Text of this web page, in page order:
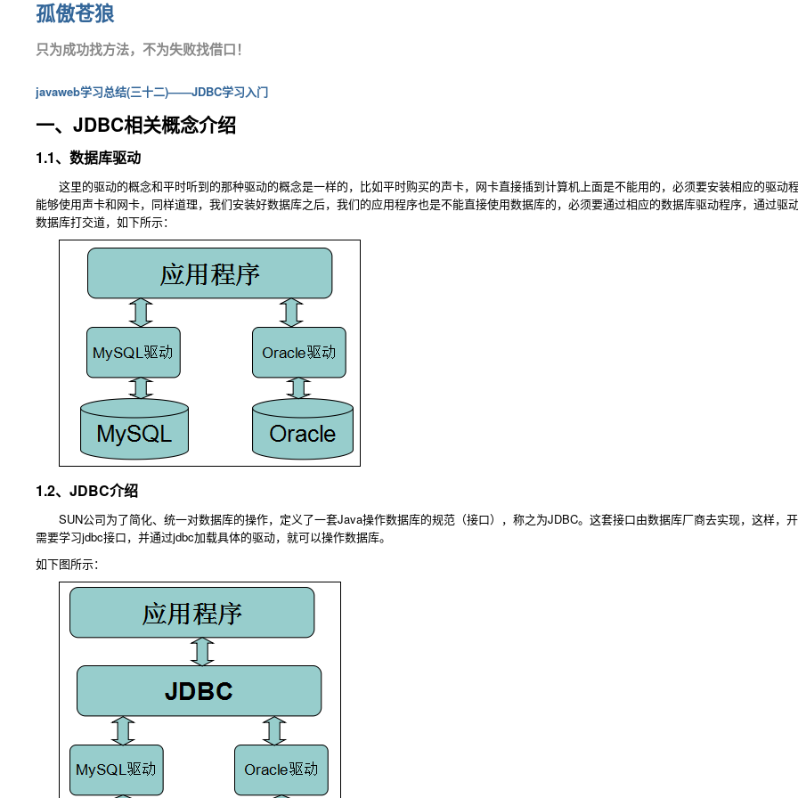
孤傲苍狼
只为成功找方法，不为失败找借口！
javaweb学习总结(三十二)——JDBC学习入门
一、JDBC相关概念介绍
1.1、数据库驱动
这里的驱动的概念和平时听到的那种驱动的概念是一样的，比如平时购买的声卡，网卡直接插到计算机上面是不能用的，必须要安装相应的驱动
能够使用声卡和网卡，同样道理，我们安装好数据库之后，我们的应用程序也是不能直接使用数据库的，必须要通过相应的数据库驱动程序，通过驱
数据库打交道，如下所示：
1.2、JDBC介绍
SUN公司为了简化、统一对数据库的操作，定义了一套Java操作数据库的规范（接口），称之为JDBC。这套接口由数据库厂商去实现，这样，
需要学习jdbc接口，并通过jdbc加载具体的驱动，就可以操作数据库。
如下图所示：